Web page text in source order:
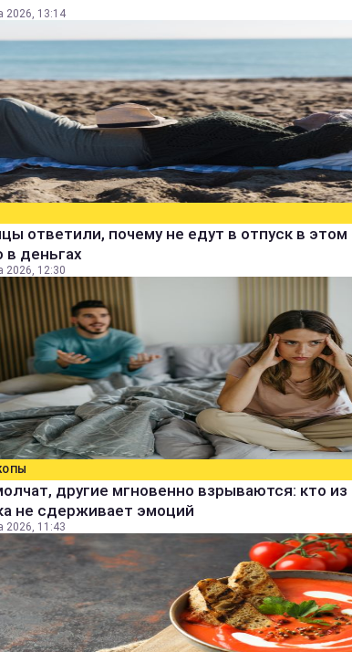
2026, 13:14
ответили, почему не едут в отпуск в этом
в деньгах
2026, 12:30
другие мгновенно взрываются: кто из
не сдерживает эмоций
2026, 11:43